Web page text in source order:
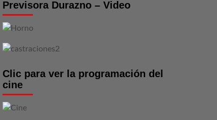
Previsora Durazno – Video
Clic para ver la programación del
cine